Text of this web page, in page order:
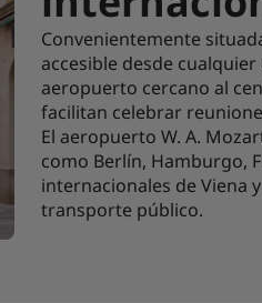
Convenientemente
accesible desde
aeropuerto cercano al
facilitan celebrar
El aeropuerto W. A.
como Berlín, Hamburgo,
internacionales de Viena
transporte público.